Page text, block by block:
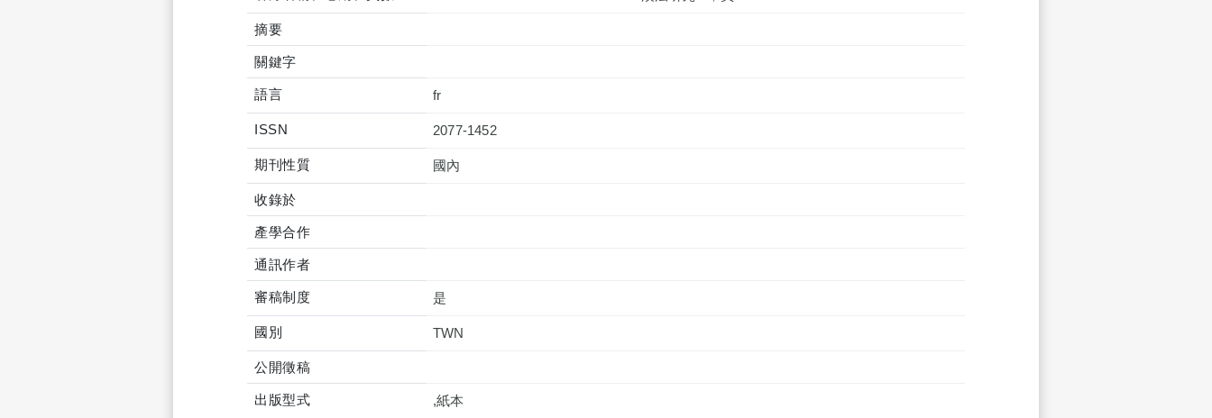
摘要
關鍵字
語言 fr
ISSN 2077-1452
期刊性質 國內
收錄於
產學合作
通訊作者
審稿制度 是
國別 TWN
公開徵稿
出版型式 ,紙本